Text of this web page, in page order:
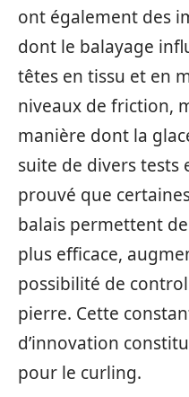
ont également des
dont le balayage
têtes en tissu et en
niveaux de friction,
manière dont la
suite de divers tests
prouvé que
balais permettent
plus efficace,
possibilité de
pierre. Cette
d’innovation
pour le curling.